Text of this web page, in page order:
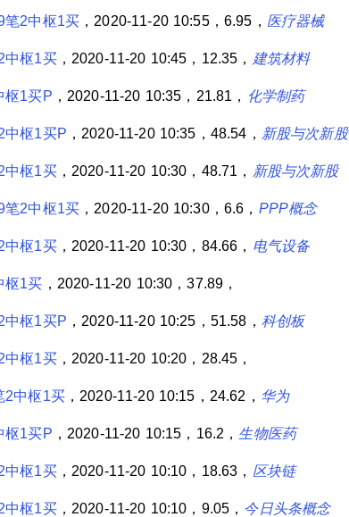
笔2中枢1买 ，2020-11-20 10:55，6.95， 医疗器械
中枢1买，2020-11-20 10:45，12.35， 建筑材料
枢1买P ，2020-11-20 10:35，21.81， 化学制药
中枢1买P ，2020-11-20 10:35，48.54， 新股与次新股
中枢1买，2020-11-20 10:30，48.71， 新股与次新股
笔2中枢1买 ，2020-11-20 10:30，6.6， PPP概念
中枢1买，2020-11-20 10:30，84.66， 电气设备
枢1买 ，2020-11-20 10:30，37.89，
中枢1买P ，2020-11-20 10:25，51.58， 科创板
中枢1买，2020-11-20 10:20，28.45，
2中枢1买，2020-11-20 10:15，24.62， 华为
枢1买P ，2020-11-20 10:15，16.2， 生物医药
中枢1买，2020-11-20 10:10，18.63， 区块链
中枢1买，2020-11-20 10:10，9.05， 今日头条概念